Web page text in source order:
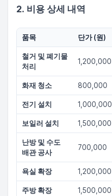
2. 비용 상세 내역
품목 단가 (원)
철거 및 폐기물
처리
1,200,000
화재 청소 800,000
전기 설치 1,000,000
보일러 설치 1,500,000
난방 및 수도
배관 공사
700,000
욕실 확장 1,200,000
주방 확장 1,500,000